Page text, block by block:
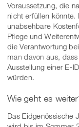
Voraussetzung, die
nicht erfüllen
unabsehbare
Pflege und
die Verantwortung
man davon aus,
Ausstellung einer E-
würden.
Wie geht es
Das Eidgenössische